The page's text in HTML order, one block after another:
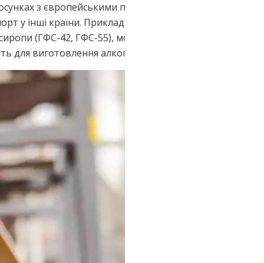
з європейськими партнерами, створити нові
у інші країни. Приклади продукції глибокої
(ГФС-42, ГФС-55), молочна кислота, дріжджовий
виготовлення алкоголю. Крім того розвиток